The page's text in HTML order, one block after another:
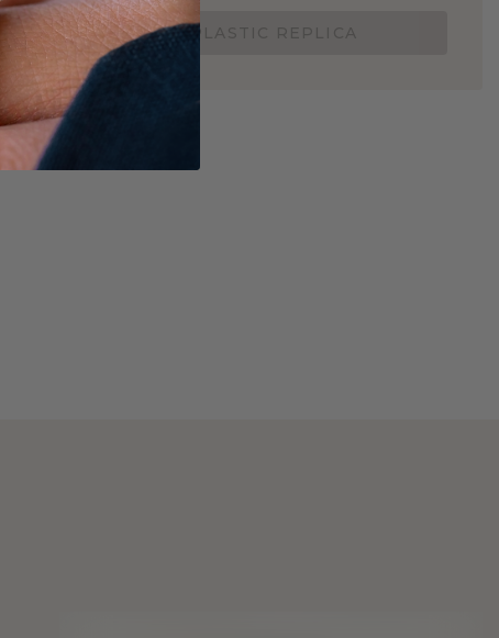
BESTEL EEN 3D PLASTIC REPLICA